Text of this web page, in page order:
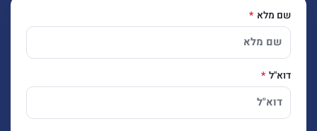
שם מלא
דוא"ל